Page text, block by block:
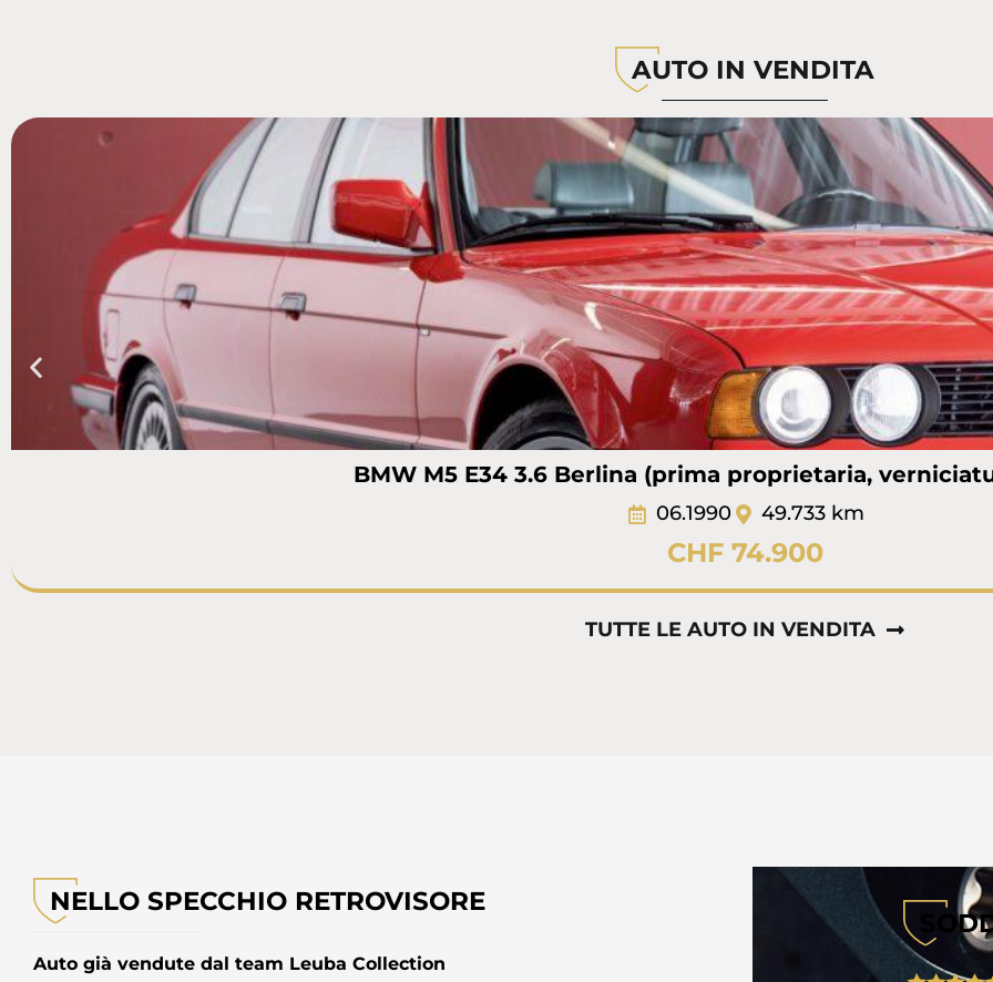
AUTO IN VENDITA
BMW M5 E34 3.6 Berlina (prima proprietaria,
06.1990 49.733 km
CHF 74.900
TUTTE LE AUTO IN VENDITA
NELLO SPECCHIO RETROVISORE
Auto già vendute dal team Leuba Collection